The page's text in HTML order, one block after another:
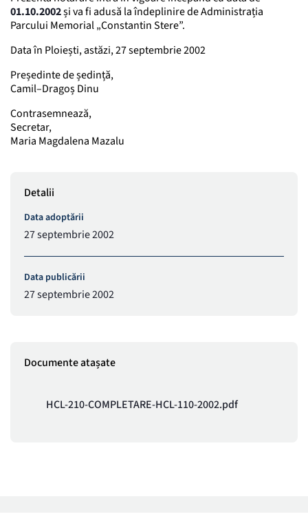
01.10.2002și va fi adusă la îndeplinire de Administrația
Parcului Memorial „Constantin Stere”.
Data în Ploiești, astăzi, 27 septembrie 2002
Președinte de ședință,
Camil–Dragoș Dinu
Contrasemnează,
Secretar,
Maria Magdalena Mazalu
Detalii
Data adoptării
27 septembrie 2002
Data publicării
27 septembrie 2002
Documente atașate
HCL-210-COMPLETARE-HCL-110-2002.pdf